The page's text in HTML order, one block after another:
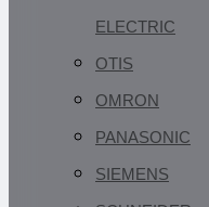
ELECTRIC
OTIS
OMRON
PANASONIC
SIEMENS